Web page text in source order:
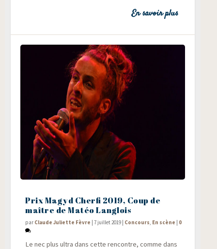
En savoir plus
Prix Magyd Cherfi 2019, Coup de
maître de Matéo Langlois
par Claude Juliette Fèvre |7 juillet 2019 Concours, En scène 0
Le nec plus ultra dans cette ren­contre, comme dans